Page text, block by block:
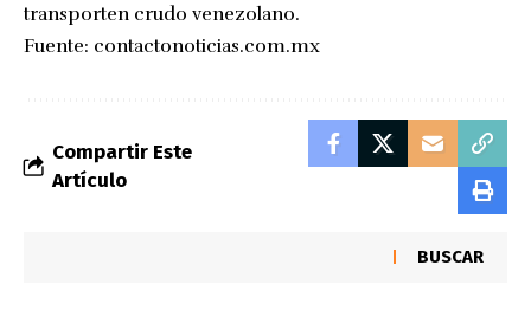
transporten crudo venezolano.
Fuente: contactonoticias.com.mx
Compartir Este
Artículo
BUSCAR